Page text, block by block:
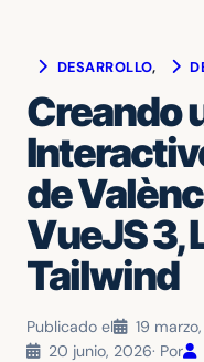
DESARROLLO,
Creando
de
VueJS 3,
Tailwind
Publicado el 19
20 junio, 2026· Por